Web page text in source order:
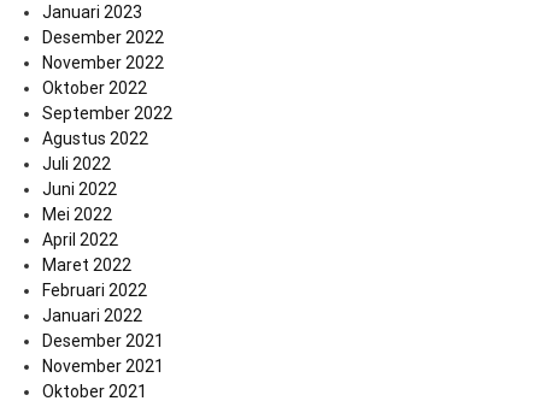
Januari 2023
Desember 2022
November 2022
Oktober 2022
September 2022
Agustus 2022
Juli 2022
Juni 2022
Mei 2022
April 2022
Maret 2022
Februari 2022
Januari 2022
Desember 2021
November 2021
Oktober 2021